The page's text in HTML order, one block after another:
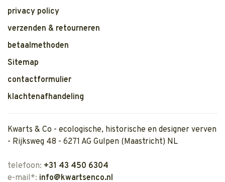
privacy policy
verzenden & retourneren
betaalmethoden
Sitemap
contactformulier
klachtenafhandeling
Kwarts & Co - ecologische, historische en designer verven
- Rijksweg 48 - 6271 AG Gulpen (Maastricht) NL
telefoon: +31 43 450 6304
e-mail*: info@kwartsenco.nl